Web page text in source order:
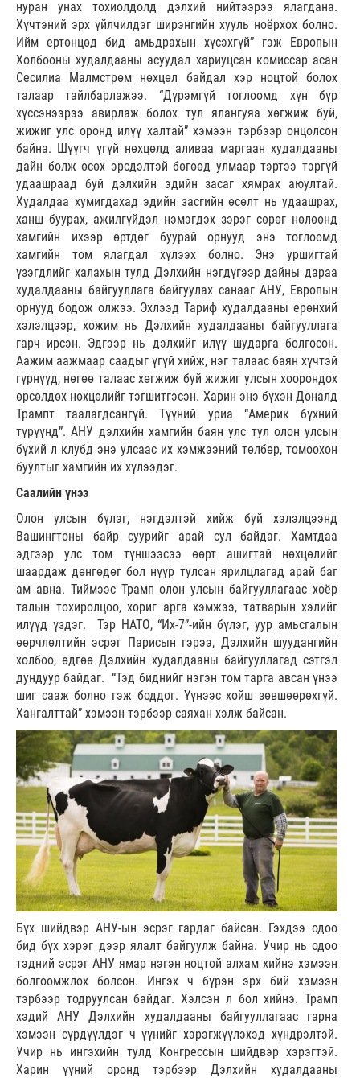
нуран унах тохиолдолд дэлхий нийтээрээ ялагдана.
Хүчтэний эрх үйлчилдэг ширэнгийн хууль ноёрхох болно.
Ийм ертөнцөд бид амьдрахын хүсэхгүй” гэж Европын
Холбооны худалдааны асуудал хариуцсан комиссар асан
Сесилиа Малмстрөм нөхцөл байдал хэр ноцтой болох
талаар тайлбарлажээ. “Дүрэмгүй тоглоомд хүн бүр
хүссэнээрээ авирлаж болох тул ялангуяа хөгжиж буй,
жижиг улс оронд илүү халтай” хэмээн тэрбээр онцолсон
байна. Шүүгч үгүй нөхцөлд аливаа маргаан худалдааны
дайн болж өсөх эрсдэлтэй бөгөөд улмаар тэртээ тэргүй
удаашраад буй дэлхийн эдийн засаг хямрах аюултай.
Худалдаа хумигдахад эдийн засгийн өсөлт нь удаашрах,
ханш буурах, ажилгүйдэл нэмэгдэх зэрэг сөрөг нөлөөнд
хамгийн ихээр өртдөг буурай орнууд энэ тоглоомд
хамгийн том ялагдал хүлээх болно. Энэ уршигтай
үзэгдлийг халахын тулд Дэлхийн нэгдүгээр дайны дараа
худалдааны байгууллага байгуулах санааг АНУ, Европын
орнууд бодож олжээ. Эхлээд Тариф худалдааны ерөнхий
хэлэлцээр, хожим нь Дэлхийн худалдааны байгууллага
гарч ирсэн. Эдгээр нь дэлхийг илүү шударга болгосон.
Аажим аажмаар саадыг үгүй хийж, нэг талаас баян хүчтэй
гүрнүүд, нөгөө талаас хөгжиж буй жижиг улсын хоорондох
өрсөлдөх нөхцөлийг тэгшитгэсэн. Харин энэ бүхэн Доналд
Трампт таалагдсангүй. Түүний уриа “Америк бүхний
түрүүнд”. АНУ дэлхийн хамгийн баян улс тул олон улсын
бүхий л клубд энэ улсаас их хэмжээний төлбөр, томоохон
буултыг хамгийн их хүлээдэг.
Саалийн үнээ
Олон улсын бүлэг, нэгдэлтэй хийж буй хэлэлцээнд
Вашингтоны байр суурийг арай сул байдаг. Хамтдаа
эдгээр улс том түншээсээ өөрт ашигтай нөхцөлийг
шаардаж дөнгөдөг бол нүүр тулсан ярилцлагад арай баг
ам авна. Тиймээс Трамп олон улсын байгуул­лагаас хоёр
талын тохиролцоо, хориг арга хэмжээ, татварын хэлийг
илүүд үздэг. Тэр НАТО, “Их-7”-ийн бүлэг, уур амьсгалын
өөрчлөл­тийн эсрэг Парисын гэрээ, Дэлхийн шуудангийн
холбоо, өдгөө Дэлхийн худалдааны байгууллагад сэтгэл
дундуур байдаг. “Тэд биднийг нэгэн том тарга авсан үнээ
шиг сааж болно гэж боддог. Үүнээс хойш зөвшөөрөхгүй.
Хангалттай” хэмээн тэрбээр саяхан хэлж байсан.
Бүх шийдвэр АНУ-ын эсрэг гардаг байсан. Гэхдээ одоо
бид бүх хэрэг дээр ялалт байгуулж байна. Учир нь одоо
тэдний эсрэг АНУ ямар нэгэн ноцтой алхам хийнэ хэмээн
болгоомжлох болсон. Ингэх ч бүрэн эрх бий хэмээн
тэрбээр тодруулсан байдаг. Хэлсэн л бол хийнэ. Трамп
хэдий АНУ Дэлхийн худалдааны байгууллагаас гарна
хэмээн сүрдүүлдэг ч үүнийг хэрэгжүүлэхэд хүндрэлтэй.
Учир нь ингэхийн тулд Конгрессын шийдвэр хэрэгтэй.
Харин үүний оронд тэрбээр Дэлхийн худалдааны